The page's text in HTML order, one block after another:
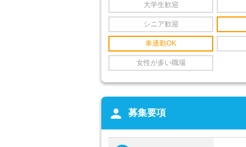
大学生歓迎
シニア歓迎
車通勤OK
女性が多い職場
person 募集要項